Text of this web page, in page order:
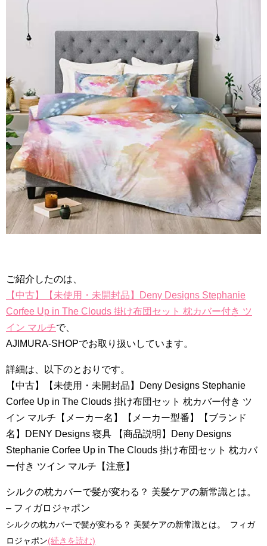
ご紹介したのは、
【中古】【未使用・未開封品】Deny Designs Stephanie
Corfee Up in The Clouds 掛け布団セット 枕カバー付き ツ
イン マルチで、
AJIMURA-SHOPでお取り扱いしています。
詳細は、以下のとおりです。
【中古】【未使用・未開封品】Deny Designs Stephanie
Corfee Up in The Clouds 掛け布団セット 枕カバー付き ツ
イン マルチ【メーカー名】【メーカー型番】【ブランド
名】DENY Designs 寝具 【商品説明】Deny Designs
Stephanie Corfee Up in The Clouds 掛け布団セット 枕カバ
ー付き ツイン マルチ【注意】
シルクの枕カバーで髪が変わる？ 美髪ケアの新常識とは。
– フィガロジャポン
シルクの枕カバーで髪が変わる？ 美髪ケアの新常識とは。 フィガ
ロジャポン(続きを読む)